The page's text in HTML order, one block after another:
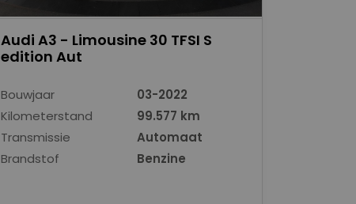
Audi A3 - Limousine 30 TFSI S
edition Aut
Bouwjaar
03-2022
Kilometerstand
99.577 km
Transmissie
Automaat
Brandstof
Benzine